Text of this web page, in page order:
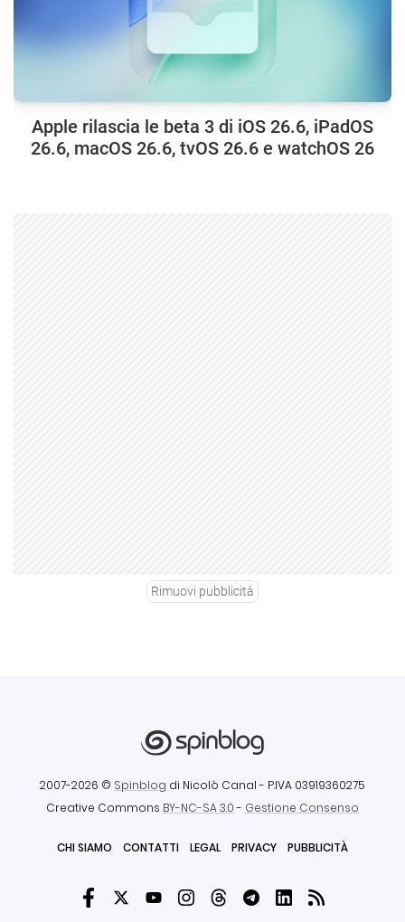
Apple rilascia le beta 3 di iOS 26.6, iPadOS
26.6, macOS 26.6, tvOS 26.6 e watchOS 26
Rimuovi pubblicità
2007-2026 © Spinblog di Nicolò Canal - P.IVA 03919360275
Creative Commons BY-NC-SA 3.0- Gestione Consenso
CHI SIAMO CONTATTI LEGAL PRIVACY PUBBLICITÀ